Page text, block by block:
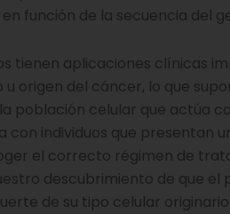
función de la secuencia del
tienen aplicaciones clínicas
origen del cáncer, lo que
población celular que actúa
con individuos que presentan
el correcto régimen de
descubrimiento de que
de su tipo celular